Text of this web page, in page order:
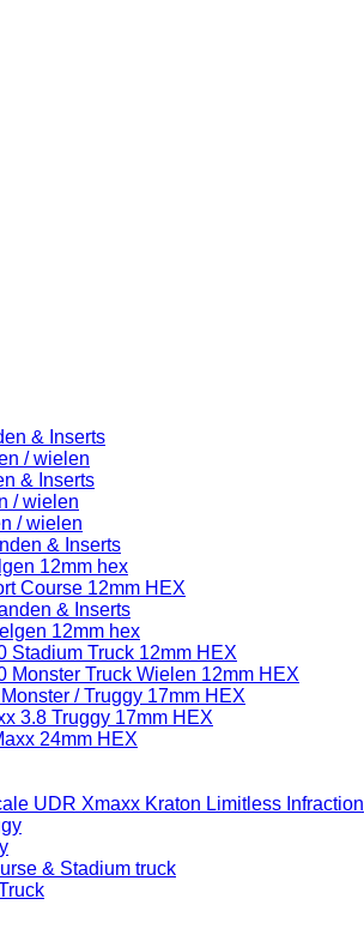
& Inserts
/ wielen
& Inserts
/ wielen
/ wielen
& Inserts
12mm hex
Course 12mm HEX
& Inserts
12mm hex
Stadium Truck 12mm HEX
Monster Truck Wielen 12mm HEX
/ Truggy 17mm HEX
3.8 Truggy 17mm HEX
24mm HEX
UDR Xmaxx Kraton Limitless Infraction
& Stadium truck